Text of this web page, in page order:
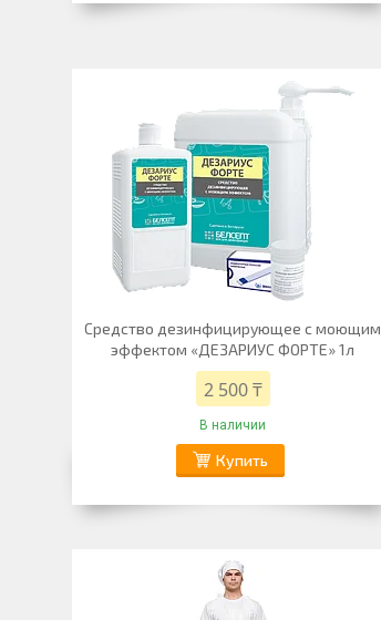
Средство дезинфицирующее с моющим
эффектом «ДЕЗАРИУС ФОРТЕ» 1л
2 500 ₸
В наличии
Купить